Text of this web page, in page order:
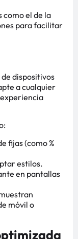
como el de la
para facilitar
dispositivos
a cualquier
fijas (como %
estilos.
en pantallas
móvil o